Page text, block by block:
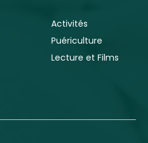
Activités
Puériculture
Lecture et Films